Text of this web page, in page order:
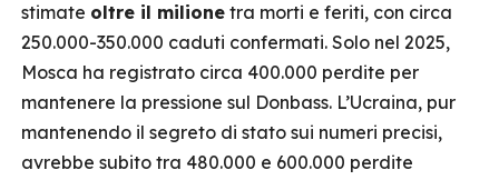
stimate oltre il milione tra morti e feriti, con circa
250.000-350.000 caduti confermati. Solo nel 2025,
Mosca ha registrato circa 400.000 perdite per
mantenere la pressione sul Donbass. L’Ucraina, pur
mantenendo il segreto di stato sui numeri precisi,
avrebbe subito tra 480.000 e 600.000 perdite